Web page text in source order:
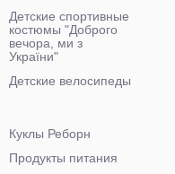
Детские спортивные
костюмы "Доброго
вечора, ми з
України"
Детские велосипеды
Куклы Реборн
Продукты питания